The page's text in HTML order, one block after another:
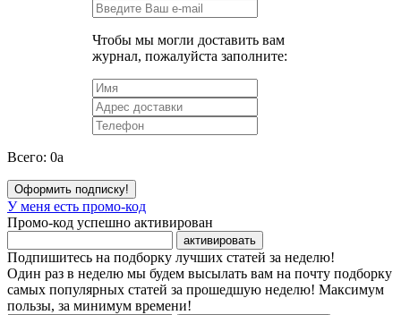
Чтобы мы могли доставить вам
журнал, пожалуйста заполните:
Всего: 0a
Оформить подписку!
У меня есть промо-код
Промо-код успешно активирован
активировать
Подпишитесь на подборку лучших статей за неделю!
Один раз в неделю мы будем высылать вам на почту подборку
самых популярных статей за прошедшую неделю! Максимум
пользы, за минимум времени!